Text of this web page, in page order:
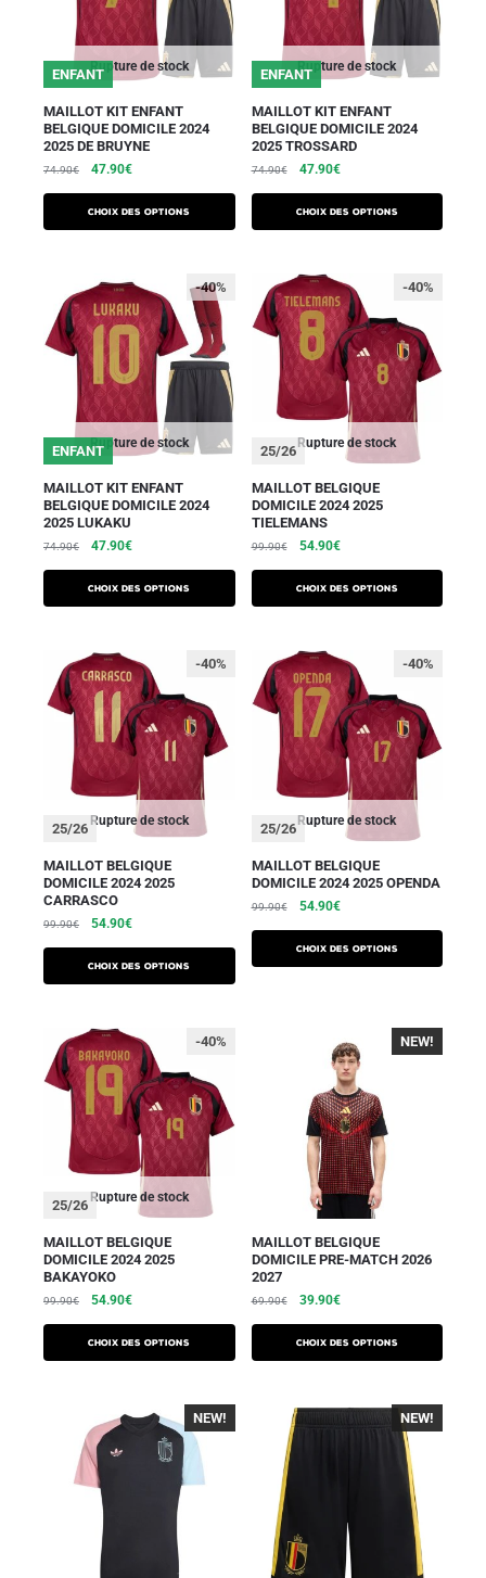
Rupture de stock
ENFANT
MAILLOT KIT ENFANT
BELGIQUE DOMICILE 2024
2025 DE BRUYNE
74.90€ 47.90€
Choix des options
Rupture de stock
ENFANT
MAILLOT KIT ENFANT
BELGIQUE DOMICILE 2024
2025 TROSSARD
74.90€ 47.90€
Choix des options
Rupture de stock
-40%
ENFANT
MAILLOT KIT ENFANT
BELGIQUE DOMICILE 2024
2025 LUKAKU
74.90€ 47.90€
Choix des options
Rupture de stock
25/26
-40%
MAILLOT BELGIQUE
DOMICILE 2024 2025
TIELEMANS
99.90€ 54.90€
Choix des options
Rupture de stock
25/26
-40%
MAILLOT BELGIQUE
DOMICILE 2024 2025
CARRASCO
99.90€ 54.90€
Choix des options
Rupture de stock
25/26
-40%
MAILLOT BELGIQUE
DOMICILE 2024 2025 OPENDA
99.90€ 54.90€
Choix des options
Rupture de stock
25/26
-40%
MAILLOT BELGIQUE
DOMICILE 2024 2025
BAKAYOKO
99.90€ 54.90€
Choix des options
-40%
NEW!
MAILLOT BELGIQUE
DOMICILE PRE-MATCH 2026
2027
69.90€ 39.90€
Choix des options
-40%
NEW! NEW!